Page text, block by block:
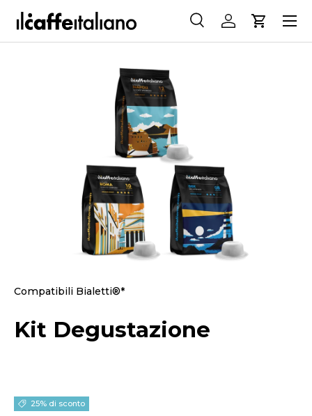
PASSA AI CONTENUTI
Cerca
CercaAccediCarrello
Menu
PASSA ALLE INFORMAZIONI SUL PRODOTTO
Compatibili Bialetti®*
Kit Degustazione
25% di sconto